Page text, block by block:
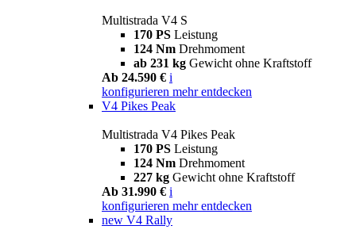
Multistrada V4 S
170 PS Leistung
124 Nm Drehmoment
ab 231 kg Gewicht ohne Kraftstoff
Ab 24.590 € i
konfigurieren mehr entdecken
V4 Pikes Peak
Multistrada V4 Pikes Peak
170 PS Leistung
124 Nm Drehmoment
227 kg Gewicht ohne Kraftstoff
Ab 31.990 € i
konfigurieren mehr entdecken
new V4 Rally